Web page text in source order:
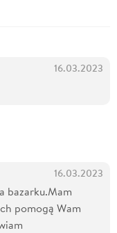
16.03.2023
16.03.2023
bazarku.Mam
pomogą Wam